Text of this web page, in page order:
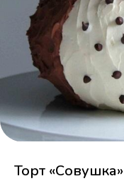
Торт «Совушка»